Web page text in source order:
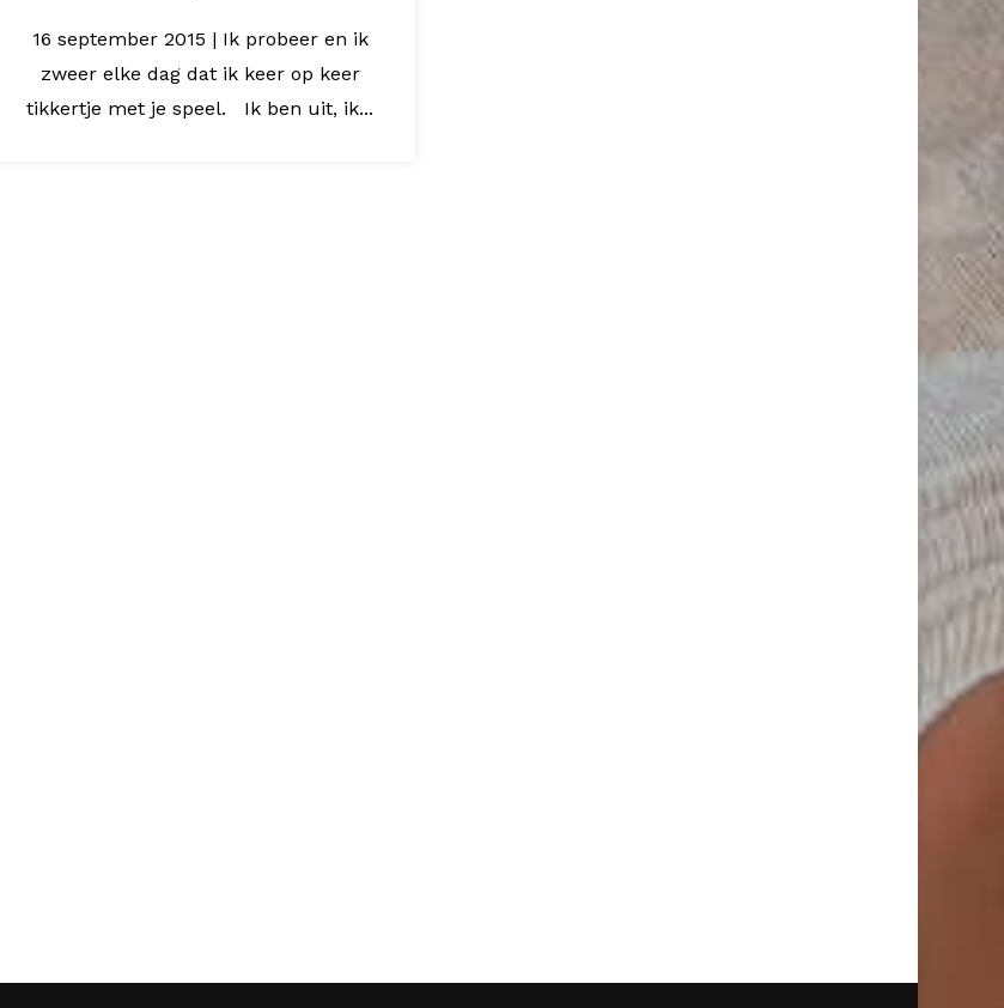
16 september 2015 | Ik probeer en ik
zweer elke dag dat ik keer op keer
tikkertje met je speel. Ik ben uit, ik...